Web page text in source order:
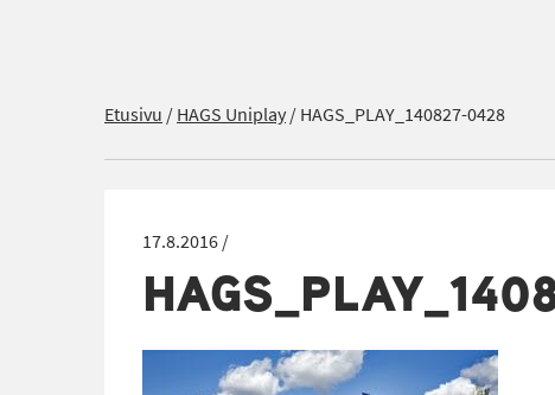
Etusivu /HAGS Uniplay/HAGS_PLAY_140827-0428
17.8.2016 /